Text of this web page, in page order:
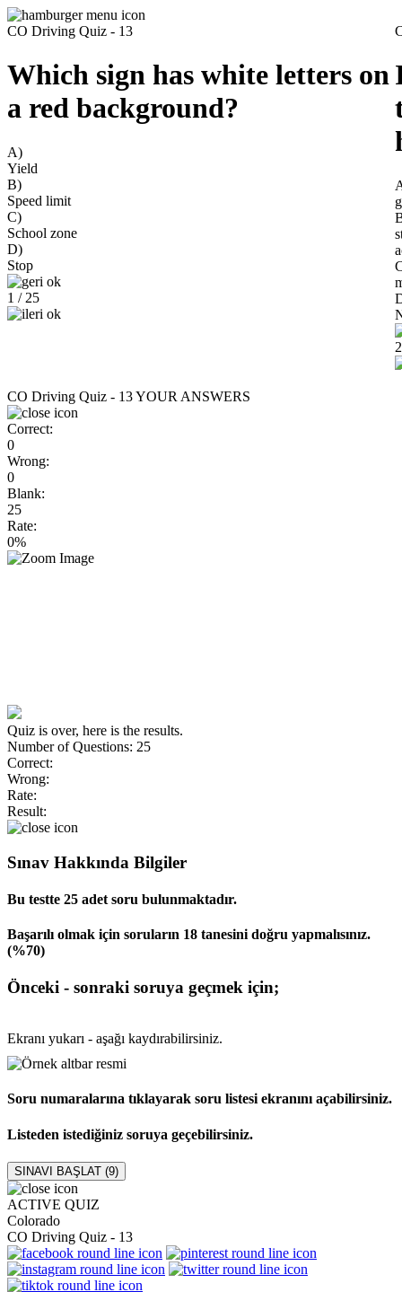
CO Driving Quiz - 13
Which sign has white letters on
a red background?
A)
Yield
B)
Speed limit
C)
School zone
D)
Stop
1 / 25
CO Driving Quiz - 13YOUR ANSWERS
Correct:
0
Wrong:
0
Blank:
25
Rate:
0%
Quiz is over, here is the results.
Number of Questions: 25
Correct:
Wrong:
Rate:
Result:
Sınav Hakkında Bilgiler
Bu testte 25 adet soru bulunmaktadır.
Başarılı olmak için soruların 18 tanesini doğru yapmalısınız.
(%70)
Önceki - sonraki soruya geçmek için;
Ekranı yukarı - aşağı kaydırabilirsiniz.
Soru numaralarına tıklayarak soru listesi ekranını açabilirsiniz.
Listeden istediğiniz soruya geçebilirsiniz.
SINAVI BAŞLAT (9)
ACTIVE QUIZ
Colorado
CO Driving Quiz - 13